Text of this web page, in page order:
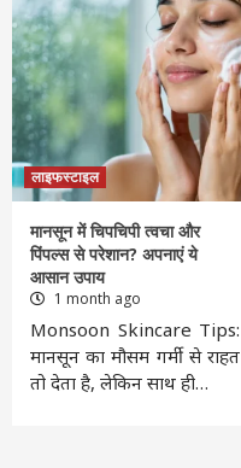
लाइफस्टाइल
मानसून में चिपचिपी त्वचा और
पिंपल्स से परेशान? अपनाएं ये
आसान उपाय
1 month ago
Monsoon Skincare Tips:
मानसून का मौसम गर्मी से राहत
तो देता है, लेकिन साथ ही…